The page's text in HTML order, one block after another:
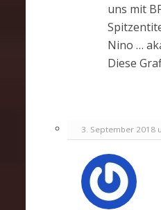
uns mit
Nino …
Diese
3. September 2018